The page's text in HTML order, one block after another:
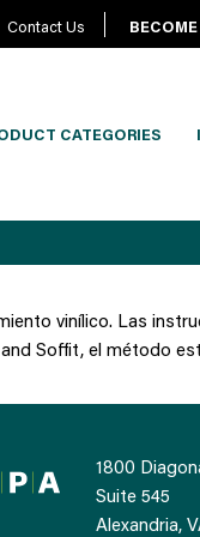
Contact Us
CATEGORIES
vinílico. Las
Soffit, el método
1800
Suite 545
Alexandria,